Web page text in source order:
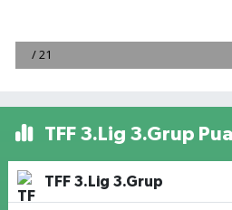
TFF 3.Lig 3.Grup
TFF 3.Lig 3.Grup